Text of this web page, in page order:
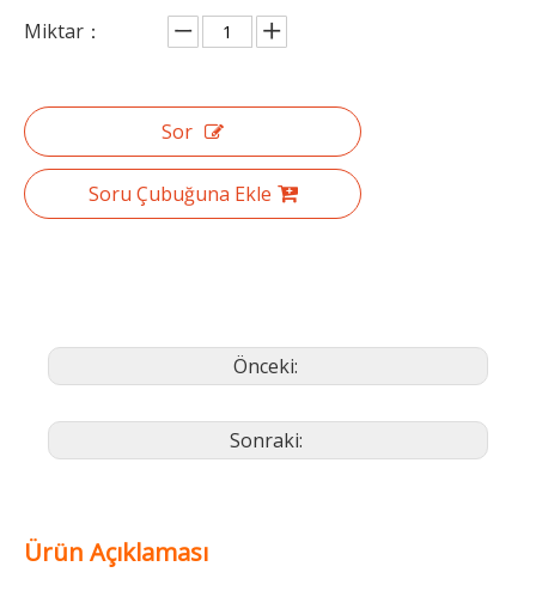
Miktar：
Sor
Soru Çubuğuna Ekle
Önceki:
Sonraki:
Ürün Açıklaması